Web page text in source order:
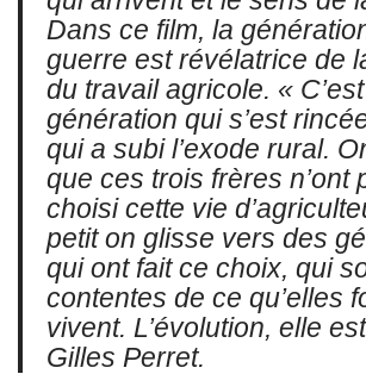
Dans ce film, la
guerre est révélatrice de
du travail agricole. «
génération qui s’est
qui a subi l’exode rural.
que ces trois frères n’ont
choisi cette vie
petit on glisse vers des
qui ont fait ce choix, qui
contentes de ce qu’elles
vivent. L’évolution, elle
Gilles Perret.